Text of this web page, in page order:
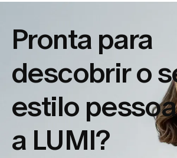
Pronta para
descobrir o
estilo
a LUMI?